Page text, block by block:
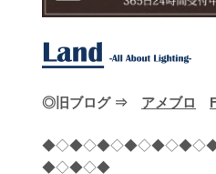
◎旧ブログ ⇒ アメブロ
◆◇◆◇◆